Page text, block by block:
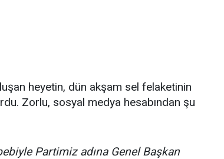
heyetin, dün akşam sel felaketinin
Zorlu, sosyal medya hesabından şu
Partimiz adına Genel Başkan